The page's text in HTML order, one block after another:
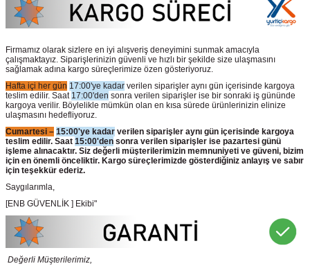
Firmamız olarak sizlere en iyi alışveriş deneyimini sunmak amacıyla
çalışmaktayız. Siparişlerinizin güvenli ve hızlı bir şekilde size ulaşmasını
sağlamak adına kargo süreçlerimize özen gösteriyoruz.
Hafta içi her gün 17:00'ye kadar verilen siparişler aynı gün içerisinde kargoya
teslim edilir. Saat 17:00'den sonra verilen siparişler ise bir sonraki iş gününde
kargoya verilir. Böylelikle mümkün olan en kısa sürede ürünlerinizin elinize
ulaşmasını hedefliyoruz.
Cumartesi – 15:00'ye kadar verilen siparişler aynı gün içerisinde kargoya
teslim edilir. Saat 15:00'den sonra verilen siparişler ise pazartesi günü
işleme alınacaktır. Siz değerli müşterilerimizin memnuniyeti ve güveni, bizim
için en önemli önceliktir. Kargo süreçlerimizde gösterdiğiniz anlayış ve sabır
için teşekkür ederiz.
Saygılarımla,
[ENB GÜVENLİK ] Ekibi"
Değerli Müşterilerimiz,